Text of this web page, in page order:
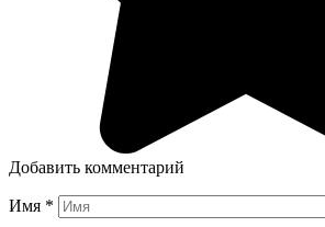
Добавить комментарий
Имя *